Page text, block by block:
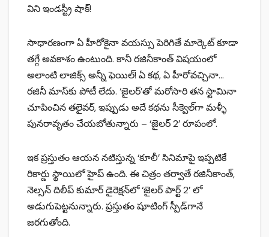
విని ఇండస్ట్రీ షాక్!
సాధారణంగా ఏ హీరోకైనా వయస్సు పెరిగితే మార్కెట్ కూడా
తగ్గే అవకాశం ఉంటుంది. కానీ రజినీకాంత్ విషయంలో
అలాంటి లాజిక్స్ అన్నీ ఫెయిల్! ఏ కథ, ఏ హీరోవచ్చినా…
రజినీ మాస్‌కు పోటీ లేదు. ‘జైలర్’తో మరోసారి తన స్టామినా
చూపించిన తలైవర్, ఇప్పుడు అదే కథను సీక్వెల్‌గా మళ్ళీ
పునరావృతం చేయబోతున్నారు – ‘జైలర్ 2’ రూపంలో.
ఇక ప్రస్తుతం ఆయన నటిస్తున్న ‘కూలీ’ సినిమాపై ఇప్పటికే
రికార్డు స్థాయిలో హైప్ ఉంది. ఈ చిత్రం తర్వాతే రజినీకాంత్,
నెల్సన్ దిలీప్ కుమార్ డైరెక్షన్‌లో ‘జైలర్ పార్ట్ 2’ లో
అడుగుపెట్టనున్నారు. ప్రస్తుతం షూటింగ్ స్పీడ్‌గానే
జరగుతోంది.